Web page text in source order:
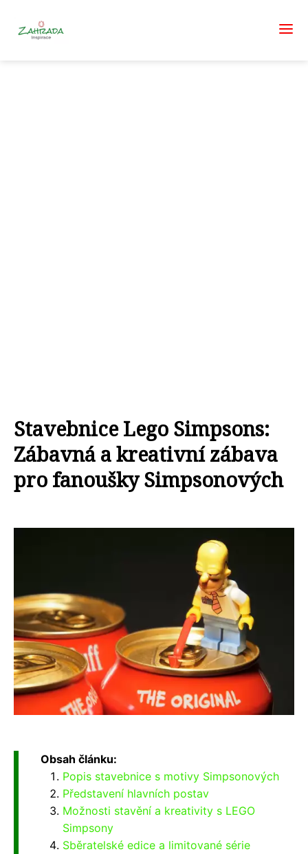
Stavebnice Lego Simpsons:
Zábavná a kreativní zábava
pro fanoušky Simpsonových
Obsah článku:
Popis stavebnice s motivy Simpsonových
Představení hlavních postav
Možnosti stavění a kreativity s LEGO
Simpsony
Sběratelské edice a limitované série